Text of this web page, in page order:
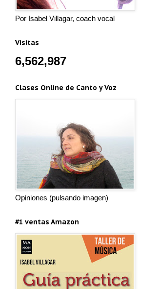
Por Isabel Villagar, coach vocal
Visitas
6,562,987
Clases Online de Canto y Voz
Opiniones (pulsando imagen)
#1 ventas Amazon